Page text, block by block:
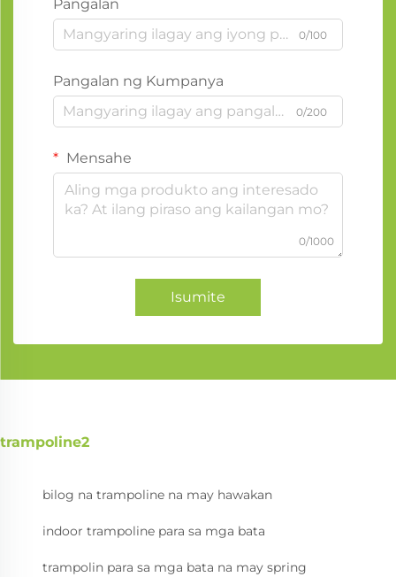
Pangalan
0/100
Pangalan ng Kumpanya
0/200
Mensahe
0/1000
Isumite
trampoline2
bilog na trampoline na may hawakan
indoor trampoline para sa mga bata
trampolin para sa mga bata na may spring